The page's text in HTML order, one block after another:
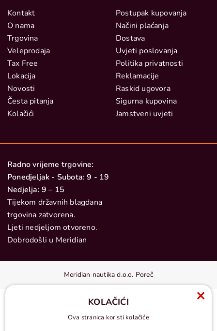
Kontakt
O nama
Trgovina
Veleprodaja
Tax Free
Lokacija
Novosti
Česta pitanja
Kolačići
Postupak kupovanja
Načini plaćanja
Dostava
Uvjeti poslovanja
Politika privatnosti
Reklamacije
Raskid ugovora
Sigurna kupovina
Jamstveni uvjeti
Radno vrijeme trgovine:
Ponedjeljak - Subota: 9 - 19
Nedjelja: 9 – 15
Tijekom državnih blagdana
trgovina zatvorena.
Ljeti nedjeljom otvoreno.
Dobrodošli u Meridian
Meridian nautika d.o.o. Poreč
KOLAČIĆI
Ova stranica koristi kolačiće